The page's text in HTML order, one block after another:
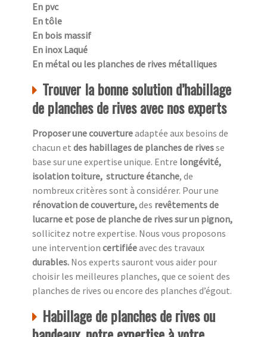
En pvc
En tôle
En bois massif
En inox Laqué
En métal ou les planches de rives métalliques
Trouver la bonne solution d’habillage
de planches de rives avec nos experts
Proposer une couvertureadaptée aux besoins de
chacun et des habillages de planches de rivesse
base sur une expertise unique. Entre longévité,
isolation toiture, structure étanche, de
nombreux critères sont à considérer. Pour une
rénovation de couverture,des revêtements de
lucarne et pose de planche de rives sur un pignon,
sollicitez notre expertise. Nous vous proposons
une intervention certifiéeavec des travaux
durables. Nos experts sauront vous aider pour
choisir les meilleures planches, que ce soient des
planches de rives ou encore des planches d’égout.
Habillage de planches de rives ou